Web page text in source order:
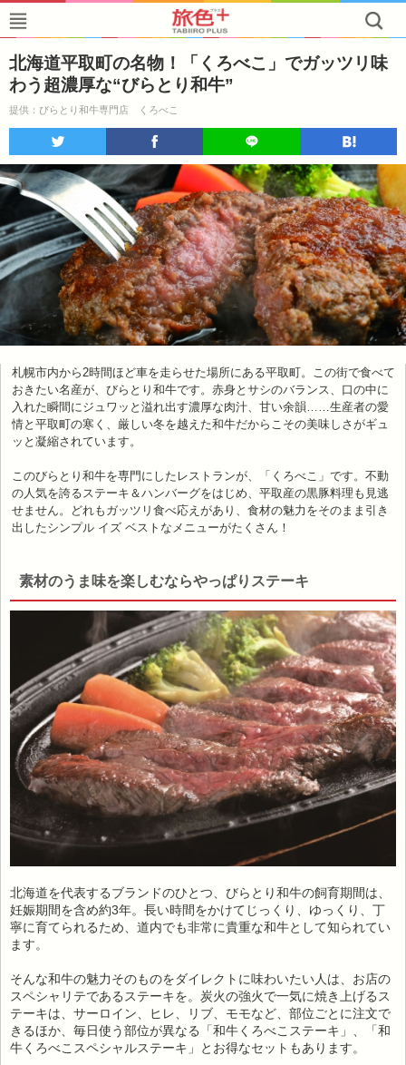
北海道平取町の名物！「くろべこ」でガッツリ味
わう超濃厚な“びらとり和牛”
提供：びらとり和牛専門店 くろべこ
札幌市内から2時間ほど車を走らせた場所にある平取町。この街で食べて
おきたい名産が、びらとり和牛です。赤身とサシのバランス、口の中に
入れた瞬間にジュワッと溢れ出す濃厚な肉汁、甘い余韻……生産者の愛
情と平取町の寒く、厳しい冬を越えた和牛だからこその美味しさがギュ
ッと凝縮されています。
このびらとり和牛を専門にしたレストランが、「くろべこ」です。不動
の人気を誇るステーキ＆ハンバーグをはじめ、平取産の黒豚料理も見逃
せません。どれもガッツリ食べ応えがあり、食材の魅力をそのまま引き
出したシンプル イズ ベストなメニューがたくさん！
素材のうま味を楽しむならやっぱりステーキ
北海道を代表するブランドのひとつ、びらとり和牛の飼育期間は、
妊娠期間を含め約3年。長い時間をかけてじっくり、ゆっくり、丁
寧に育てられるため、道内でも非常に貴重な和牛として知られてい
ます。
そんな和牛の魅力そのものをダイレクトに味わいたい人は、お店の
スペシャリテであるステーキを。炭火の強火で一気に焼き上げるス
テーキは、サーロイン、ヒレ、リブ、モモなど、部位ごとに注文で
きるほか、毎日使う部位が異なる「和牛くろべこステーキ」、「和
牛くろべこスペシャルステーキ」とお得なセットもあります。